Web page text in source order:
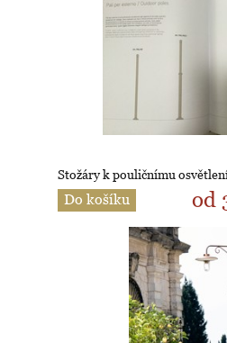
Stožáry k pouličnímu
Do košíku od